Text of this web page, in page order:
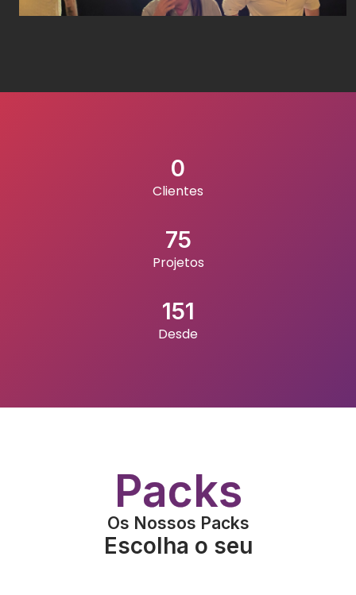
0
Clientes
75
Projetos
151
Desde
Packs
Os Nossos Packs
Escolha o seu